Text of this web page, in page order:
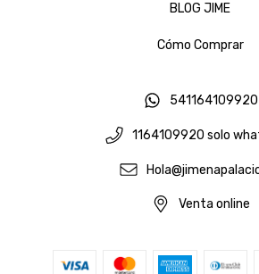
BLOG JIME
Cómo Comprar
541164109920
1164109920 solo
Venta online